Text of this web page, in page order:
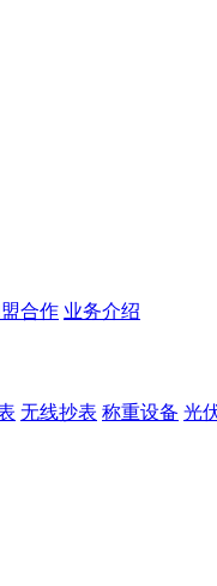
合作 业务介绍
无线抄表 称重设备 光